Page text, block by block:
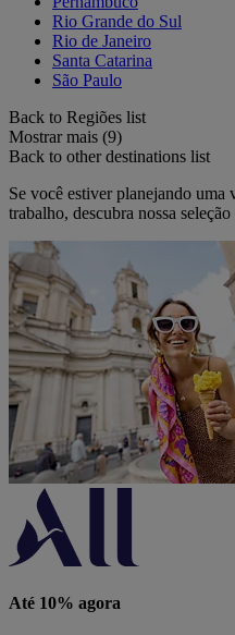
Rio Grande do Sul
Rio de Janeiro
Santa Catarina
São Paulo
Back to Regiões list
Mostrar mais (9)
Back to other destinations list
Se você estiver planejando uma
trabalho, descubra nossa
Até 10% agora